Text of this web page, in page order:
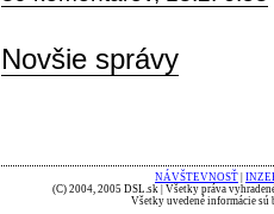
Novšie správy
NÁVŠTEVNOSŤ
(C) 2004, 2005 DSL.sk | Všetky práva
Všetky uvedené informácie sú